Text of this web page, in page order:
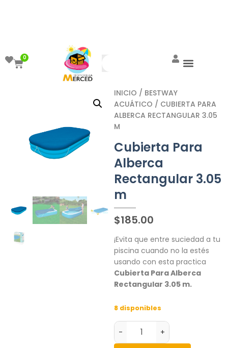
0
INICIO / BESTWAY
ACUÁTICO / CUBIERTA PARA
ALBERCA RECTANGULAR 3.05
M
Cubierta Para
Alberca
Rectangular 3.05
m
$185.00
¡Evita que entre suciedad a tu
piscina cuando no la estés
usando con esta practica
Cubierta Para Alberca
Rectangular 3.05 m.
8 disponibles
- +